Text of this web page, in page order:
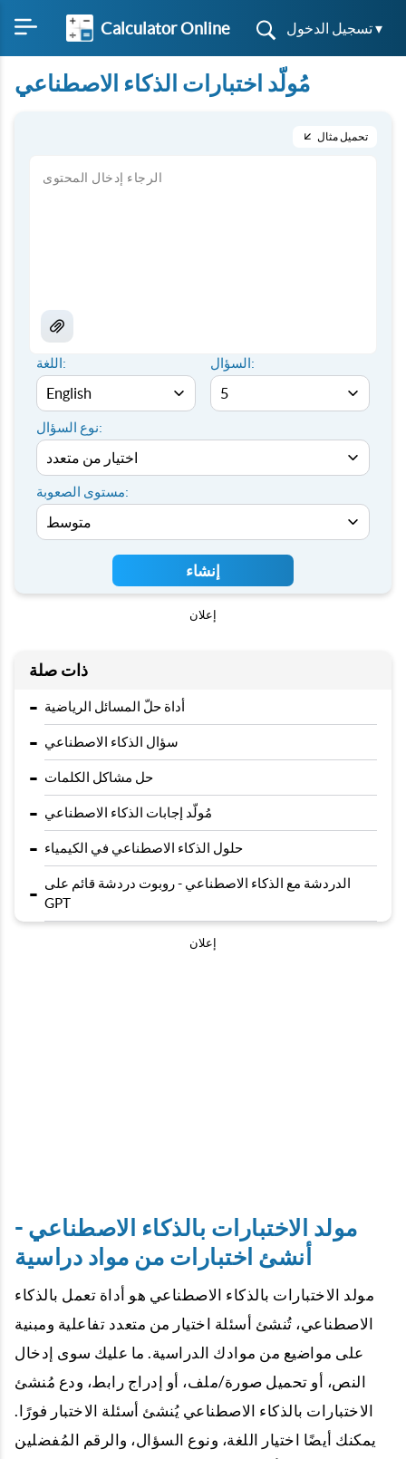
Calculator Online تسجيل الدخول ▾
مُولّد اختبارات الذكاء الاصطناعي
تحميل مثال
اللغة: السؤال:
نوع السؤال:
مستوى الصعوبة:
إنشاء
إعلان
ذات صلة
- أداة حلّ المسائل الرياضية
- سؤال الذكاء الاصطناعي
- حل مشاكل الكلمات
- مُولّد إجابات الذكاء الاصطناعي
- حلول الذكاء الاصطناعي في الكيمياء
- الدردشة مع الذكاء الاصطناعي - روبوت دردشة قائم على
GPT
إعلان
مولد الاختبارات بالذكاء الاصطناعي -
أنشئ اختبارات من مواد دراسية
مولد الاختبارات بالذكاء الاصطناعي هو أداة تعمل بالذكاء
الاصطناعي، تُنشئ أسئلة اختيار من متعدد تفاعلية ومبنية
على مواضيع من موادك الدراسية. ما عليك سوى إدخال
النص، أو تحميل صورة/ملف، أو إدراج رابط، ودع مُنشئ
الاختبارات بالذكاء الاصطناعي يُنشئ أسئلة الاختبار فورًا.
يمكنك أيضًا اختيار اللغة، ونوع السؤال، والرقم المُفضلين